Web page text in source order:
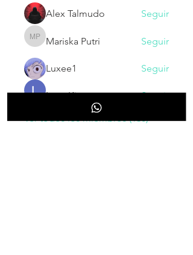
Alex Talmudo Seguir
Mariska Putri
Mariska Putri Seguir
Luxee1 Seguir
Larry King
Seguir
Ver todos los miembros (130)